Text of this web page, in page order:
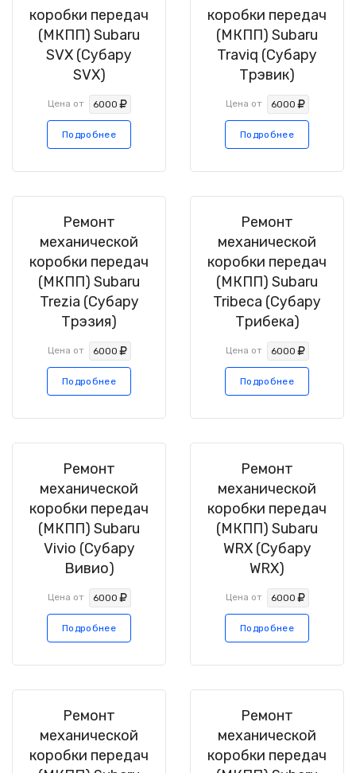
коробки передач
(МКПП) Subaru
SVX (Субару
SVX)
Цена от 6000
Подробнее
коробки передач
(МКПП) Subaru
Traviq (Субару
Трэвик)
Цена от 6000
Подробнее
Ремонт
механической
коробки передач
(МКПП) Subaru
Trezia (Субару
Трэзия)
Цена от 6000
Подробнее
Ремонт
механической
коробки передач
(МКПП) Subaru
Tribeca (Субару
Трибека)
Цена от 6000
Подробнее
Ремонт
механической
коробки передач
(МКПП) Subaru
Vivio (Субару
Вивио)
Цена от 6000
Подробнее
Ремонт
механической
коробки передач
(МКПП) Subaru
WRX (Субару
WRX)
Цена от 6000
Подробнее
Ремонт
механической
коробки передач
Ремонт
механической
коробки передач